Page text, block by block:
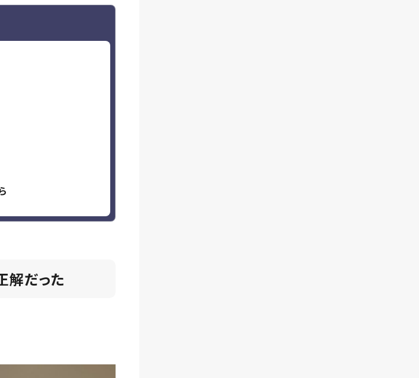
解だった